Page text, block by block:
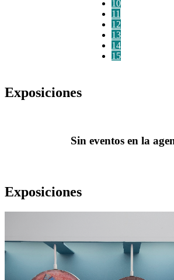
10
11
12
13
14
15
Exposiciones
Sin eventos en la
Exposiciones